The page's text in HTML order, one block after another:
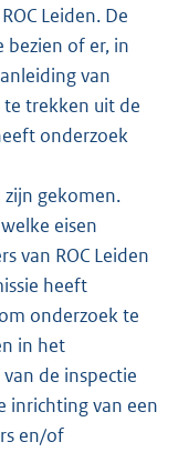
Leiden. De
bezien of er, in
van
trekken uit de
onderzoek
zijn gekomen.
eisen
van ROC Leiden
heeft
onderzoek te
in het
de inspectie
inrichting van een
en/of